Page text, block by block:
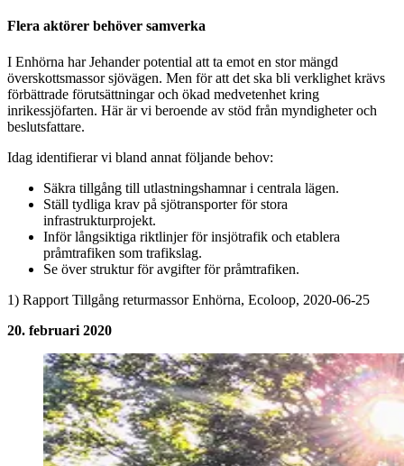
Flera aktörer behöver samverka
I Enhörna har Jehander potential att ta emot en stor mängd
överskottsmassor sjövägen. Men för att det ska bli verklighet krävs
förbättrade förutsättningar och ökad medvetenhet kring
inrikessjöfarten. Här är vi beroende av stöd från myndigheter och
beslutsfattare.
Idag identifierar vi bland annat följande behov:
Säkra tillgång till utlastningshamnar i centrala lägen.
Ställ tydliga krav på sjötransporter för stora
infrastrukturprojekt.
Inför långsiktiga riktlinjer för insjötrafik och etablera
pråmtrafiken som trafikslag.
Se över struktur för avgifter för pråmtrafiken.
1) Rapport Tillgång returmassor Enhörna, Ecoloop, 2020-06-25
20. februari 2020